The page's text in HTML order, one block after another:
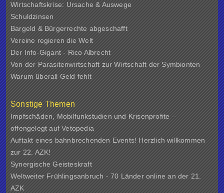
Wirtschaftskrise: Ursache & Auswege
Schuldzinsen
Bargeld & Bürgerrechte abgeschafft
Vereine regieren die Welt
Der Info-Gigant - Rico Albrecht
Von der Parasitenwirtschaft zur Wirtschaft der Symbionten
Warum überall Geld fehlt
Sonstige Themen
Impfschäden, Mobilfunkstudien und Krisenprofite –
offengelegt auf Vetopedia
Auftakt eines bahnbrechenden Events! Herzlich willkommen
zur 22. AZK!
Synergische Geisteskraft
Weltweiter Frühlingsanbruch - 70 Länder online an der 21.
AZK